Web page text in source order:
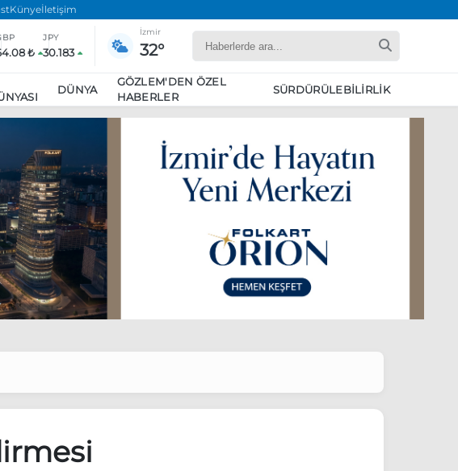
Künyeİletişim
₺
JPY
30.183
İzmir
32°
DÜNYA
GÖZLEM'DEN ÖZEL
HABERLER
SÜRDÜRÜLEBILIRLIK
İmamoğlu’nu ziyaret edecek